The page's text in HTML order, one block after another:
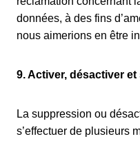
données, à des fins
nous aimerions en être
9. Activer, désactiver
La suppression ou
s’effectuer de plusieurs